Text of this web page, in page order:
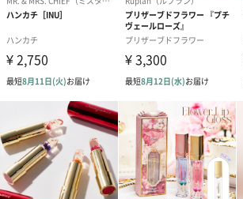
紅茶・コーヒー・スイーツ
への＋αにおすすめです。